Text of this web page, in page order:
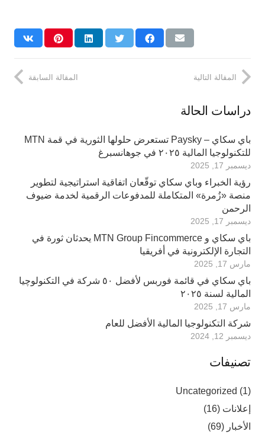
المقالة السابقة المقالة التالية
دراسات الحالة
باي سكاي – Paysky تستعرض حلولها الثورية في قمة MTN
للتكنولوجيا المالية ٢٠٢٥ في جوهانسبرغ
ديسمبر 17, 2025
رؤية الخبراء وباي سكاي توقّعان اتفاقية استراتيجية لتطوير
منصة «زُمرة» المتكاملة للمدفوعات الرقمية لخدمة ضيوف
الرحمن
ديسمبر 17, 2025
باي سكاي و MTN Group Fincommerce يحدثان ثورة في
التجارة الإلكترونية في أفريقيا
مارس 17, 2025
باي سكاي في قائمة فوربس لأفضل ٥٠ شركة في التكنولوچيا
المالية لسنة ٢٠٢٥
مارس 17, 2025
شركة التكنولوجيا المالية الأفضل للعام
ديسمبر 12, 2024
تصنيفات
Uncategorized (1)
إعلانات (16)
الأخبار (69)